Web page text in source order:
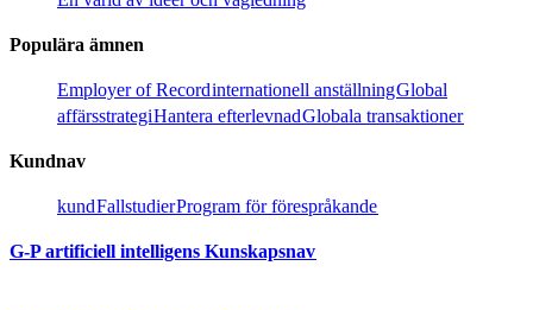
Populära ämnen​​
Employer of Record​​internationell anställning​​Global
affärsstrategi​​Hantera efterlevnad​​Globala transaktioner​​
Kundnav​​
kund​​Fallstudier​​Program för förespråkande​​
G-P artificiell intelligens Kunskapsnav​​